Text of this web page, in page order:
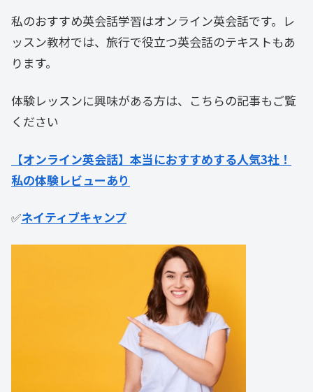
私のおすすめ英会話学習はオンライン英会話です。レ
ッスン教材では、旅行で役立つ英会話のテキストもあ
ります。
体験レッスンに興味がある方は、こちらの記事もご覧
ください
【オンライン英会話】本当におすすめする人気3社！
私の体験レビューあり
✅ネイティブキャンプ